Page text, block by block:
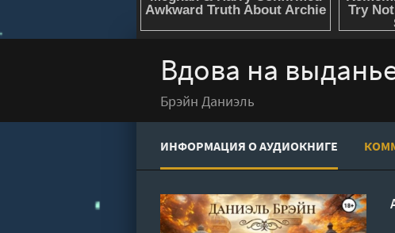
Вдова на
Брэйн Даниэль
ИНФОРМАЦИЯ О АУДИОКНИГЕ